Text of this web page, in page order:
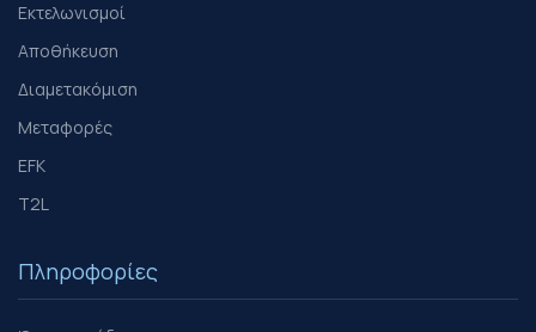
Εκτελωνισμοί
Αποθήκευση
Διαμετακόμιση
Μεταφορές
EFK
T2L
Πληροφορίες